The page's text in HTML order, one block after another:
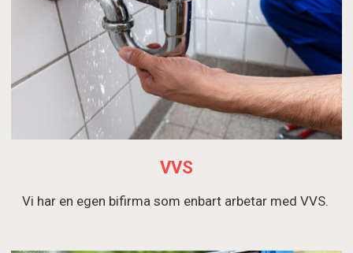
VVS
Vi har en egen bifirma som enbart arbetar med VVS.